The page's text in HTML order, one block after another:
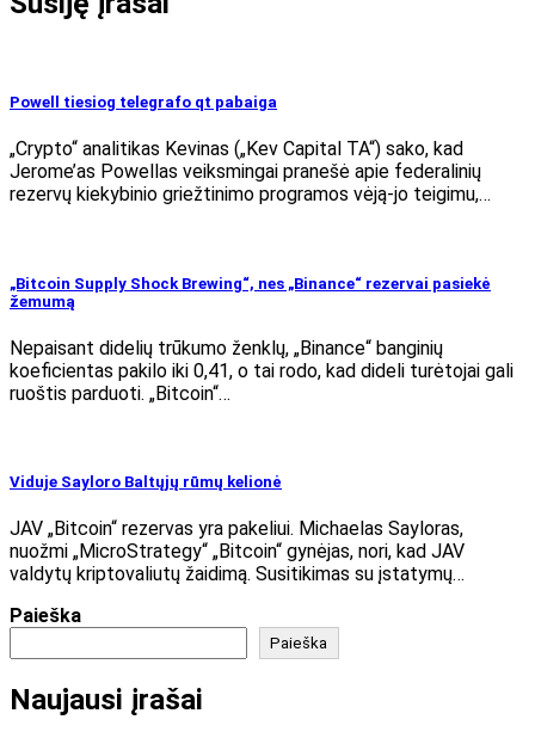
Powell tiesiog telegrafo qt pabaiga
„Crypto“ analitikas Kevinas („Kev Capital TA“) sako, kad
Jerome’as Powellas veiksmingai pranešė apie federalinių
rezervų kiekybinio griežtinimo programos vėją-jo teigimu,…
„Bitcoin Supply Shock Brewing“, nes „Binance“ rezervai pasiekė
žemumą
Nepaisant didelių trūkumo ženklų, „Binance“ banginių
koeficientas pakilo iki 0,41, o tai rodo, kad dideli turėtojai gali
ruoštis parduoti. „Bitcoin“…
Viduje Sayloro Baltųjų rūmų kelionė
JAV „Bitcoin“ rezervas yra pakeliui. Michaelas Sayloras,
nuožmi „MicroStrategy“ „Bitcoin“ gynėjas, nori, kad JAV
valdytų kriptovaliutų žaidimą. Susitikimas su įstatymų…
Paieška
Paieška
Naujausi įrašai